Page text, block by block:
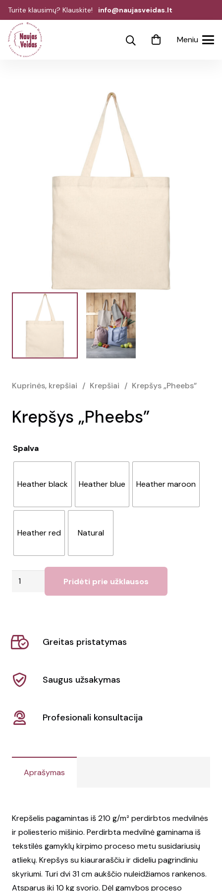
Turite klausimų? Klauskite! info@naujasveidas.lt
Meniu
Kuprinės, krepšiai / Krepšiai / Krepšys „Pheebs”
Krepšys „Pheebs”
Spalva
Heather black Heather blue Heather maroon
Heather red Natural
produkto
Pridėti prie užklausos
Greitas pristatymas
Saugus užsakymas
Profesionali konsultacija
Aprašymas
Krepšelis pagamintas iš 210 g/m² perdirbtos medvilnės
ir poliesterio mišinio. Perdirbta medvilnė gaminama iš
tekstilės gamyklų kirpimo proceso metu susidariusių
atliekų. Krepšys su kiauraraščiu ir dideliu pagrindiniu
skyriumi. Turi dvi 31 cm aukščio nuleidžiamos rankenos.
Atsparus iki 10 kg svorio. Dėl gamybos proceso